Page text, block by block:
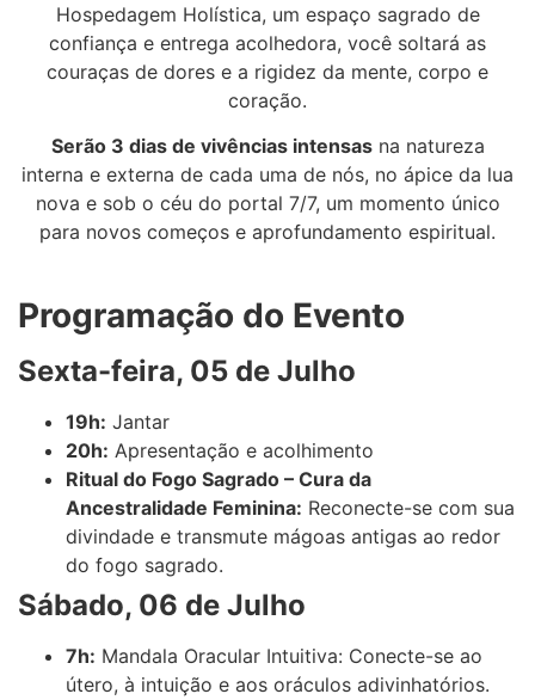
Hospedagem Holística, um espaço sagrado de
confiança e entrega acolhedora, você soltará as
couraças de dores e a rigidez da mente, corpo e
coração.
Serão 3 dias de vivências intensasna natureza
interna e externa de cada uma de nós, no ápice da lua
nova e sob o céu do portal 7/7, um momento único
para novos começos e aprofundamento espiritual.
Programação do Evento
Sexta-feira, 05 de Julho
19h: Jantar
20h: Apresentação e acolhimento
Ritual do Fogo Sagrado – Cura da
Ancestralidade Feminina: Reconecte-se com sua
divindade e transmute mágoas antigas ao redor
do fogo sagrado.
Sábado, 06 de Julho
7h: Mandala Oracular Intuitiva: Conecte-se ao
útero, à intuição e aos oráculos adivinhatórios.